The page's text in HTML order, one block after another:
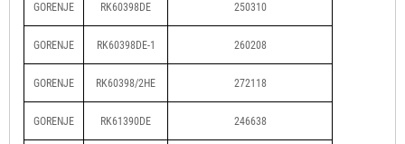
GORENJE RK60398DE 250310
GORENJE RK60398DE-1 260208
GORENJE RK60398/2HE 272118
GORENJE RK61390DE 246638